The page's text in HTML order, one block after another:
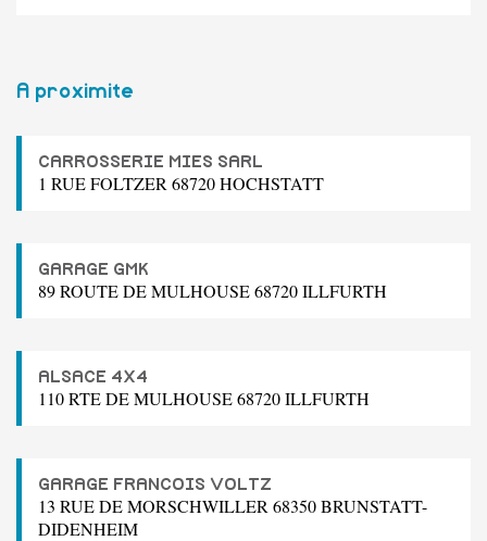
A proximite
CARROSSERIE MIES SARL
1 RUE FOLTZER 68720 HOCHSTATT
GARAGE GMK
89 ROUTE DE MULHOUSE 68720 ILLFURTH
ALSACE 4X4
110 RTE DE MULHOUSE 68720 ILLFURTH
GARAGE FRANCOIS VOLTZ
13 RUE DE MORSCHWILLER 68350 BRUNSTATT-
DIDENHEIM